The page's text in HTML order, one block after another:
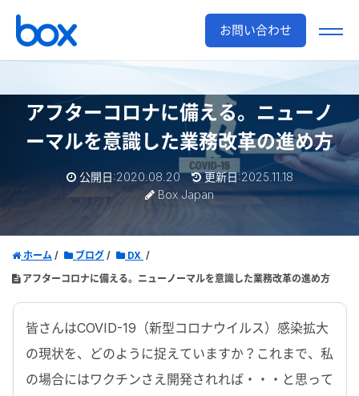
お問い合わせ
アフターコロナに備える。ニューノ
ーマルを意識した業務改革の進め方
公開日:2020.08.20
更新日:2025.11.18
Box Japan
ホーム ブログ
DX
アフターコロナに備える。ニューノーマルを意識した業務改革の進め方
皆さんはCOVID-19（新型コロナウイルス）感染拡大
の現状を、どのように捉えていますか？これまで、私
の場合にはワクチンさえ開発されれば・・・と思って